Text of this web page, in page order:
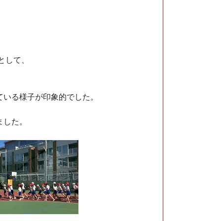
て、
る様子が印象的でした。
た。